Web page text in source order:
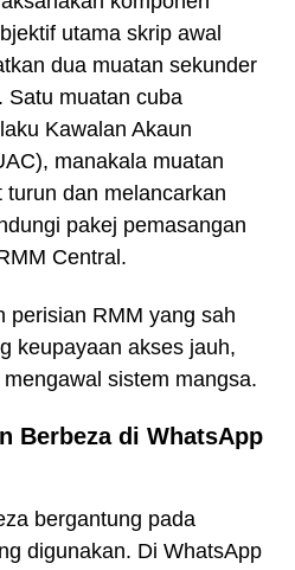
utama skrip awal
dua muatan sekunder
Satu muatan cuba
Kawalan Akaun
manakala muatan
dan melancarkan
pakej pemasangan
Central.
perisian RMM yang sah
keupayaan akses jauh,
sistem mangsa.
Berbeza di WhatsApp
bergantung pada
digunakan. Di WhatsApp